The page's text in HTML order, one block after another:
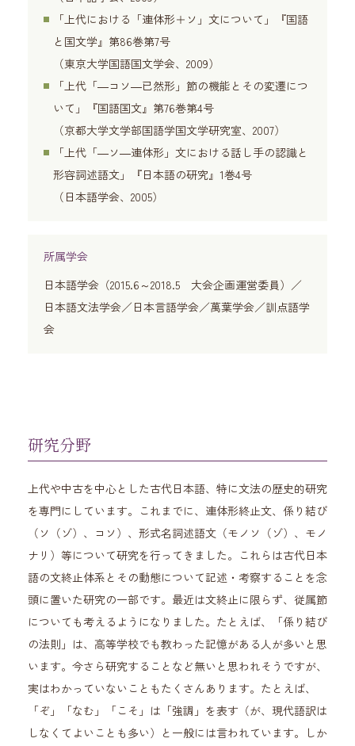
「上代における「連体形＋ソ」文について」『国語
と国文学』第86巻第7号
（東京大学国語国文学会、2009）
「上代「―コソ―已然形」節の機能とその変遷につ
いて」『国語国文』第76巻第4号
（京都大学文学部国語学国文学研究室、2007）
「上代「―ソ―連体形」文における話し手の認識と
形容詞述語文」『日本語の研究』1巻4号
（日本語学会、2005）
所属学会
日本語学会（2015.6～2018.5 大会企画運営委員）／
日本語文法学会／日本言語学会／萬葉学会／訓点語学
会
研究分野
上代や中古を中心とした古代日本語、特に文法の歴史的研究
を専門にしています。これまでに、連体形終止文、係り結び
（ソ（ゾ）、コソ）、形式名詞述語文（モノソ（ゾ）、モノ
ナリ）等について研究を行ってきました。これらは古代日本
語の文終止体系とその動態について記述・考察することを念
頭に置いた研究の一部です。最近は文終止に限らず、従属節
についても考えるようになりました。たとえば、「係り結び
の法則」は、高等学校でも教わった記憶がある人が多いと思
います。今さら研究することなど無いと思われそうですが、
実はわかっていないこともたくさんあります。たとえば、
「ぞ」「なむ」「こそ」は「強調」を表す（が、現代語訳は
しなくてよいことも多い）と一般には言われています。しか